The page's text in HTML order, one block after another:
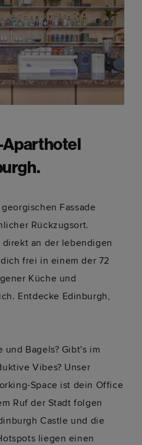
Aparthotel
Fassade
Rückzugsort.
direkt an der lebendigen
frei in einem der 72
Küche und
Entdecke Edinburgh,
Bagels? Gibt's im
Vibes? Unser
Space ist dein Office
Ruf der Stadt folgen
Castle und die
liegen einen